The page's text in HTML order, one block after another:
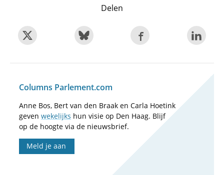
Delen
Columns Parlement.com
Anne Bos, Bert van den Braak en Carla Hoetink
geven wekelijks hun visie op Den Haag. Blijf
op de hoogte via de nieuwsbrief.
Meld je aan